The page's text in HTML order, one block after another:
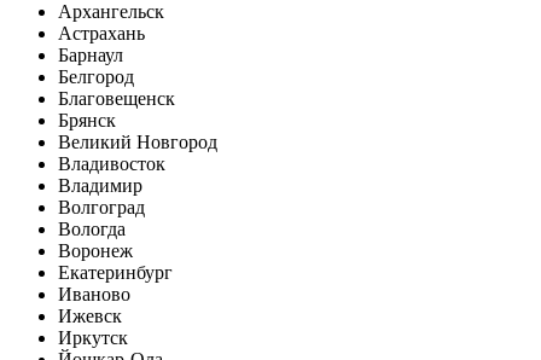
Архангельск
Астрахань
Барнаул
Белгород
Благовещенск
Брянск
Великий Новгород
Владивосток
Владимир
Волгоград
Вологда
Воронеж
Екатеринбург
Иваново
Ижевск
Иркутск